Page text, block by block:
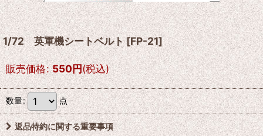
1/72 英軍機シートベルト [FP-21]
販売価格: 550円(税込)
数量: 点
返品特約に関する重要事項